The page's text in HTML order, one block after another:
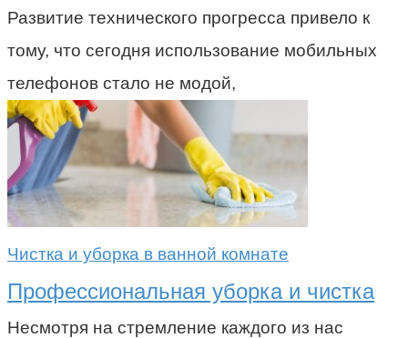
Развитие технического прогресса привело к
тому, что сегодня использование мобильных
телефонов стало не модой,
Чистка и уборка в ванной комнате
Профессиональная уборка и чистка
Несмотря на стремление каждого из нас